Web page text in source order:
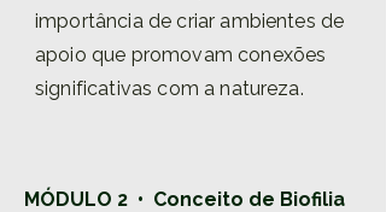
importância de criar ambientes de
apoio que promovam conexões
significativas com a natureza.
MÓDULO 2 • Conceito de Biofilia